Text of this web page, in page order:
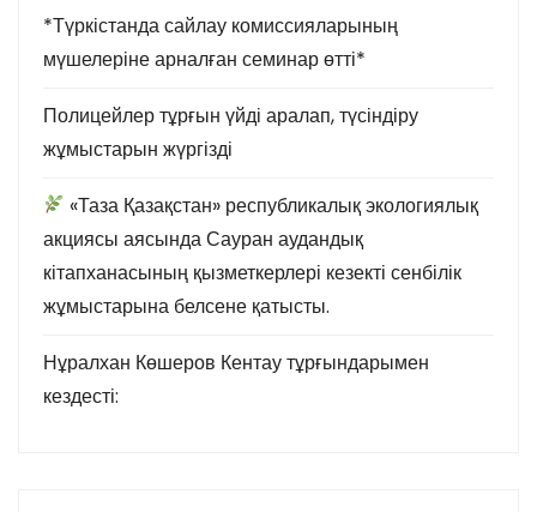
*Түркістанда сайлау комиссияларының
мүшелеріне арналған семинар өтті*
Полицейлер тұрғын үйді аралап, түсіндіру
жұмыстарын жүргізді
«Таза Қазақстан» республикалық экологиялық
акциясы аясында Сауран аудандық
кітапханасының қызметкерлері кезекті сенбілік
жұмыстарына белсене қатысты.
Нұралхан Көшеров Кентау тұрғындарымен
кездесті: